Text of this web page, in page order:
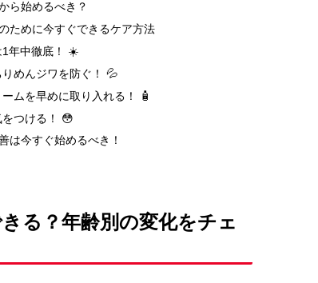
ら始めるべき？
ために今すぐできるケア方法
年中徹底！ ☀️
めんジワを防ぐ！ 💦
ムを早めに取り入れる！ 🧴
つける！ 😳
は今すぐ始めるべき！
る？年齢別の変化をチェ